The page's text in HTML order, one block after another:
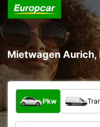
Mietwagen Aurich,
Welche Art von
Pkw